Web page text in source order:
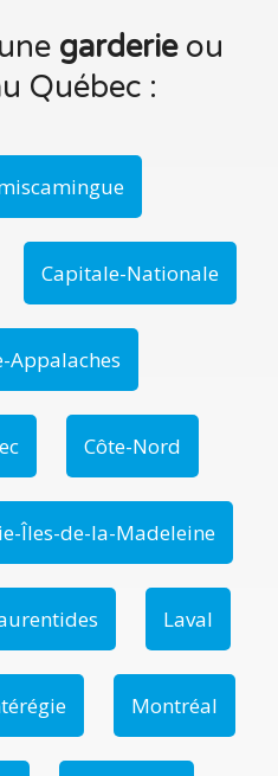
garderieou
Québec :
Capitale-Nationale
Appalaches
Côte-Nord
Îles-de-la-Madeleine
Laval
Montréal